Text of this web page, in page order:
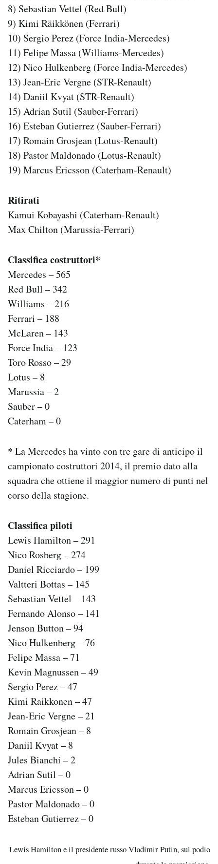
Regala il Post
Hai bisogno di aiuto?
Esci
8) Sebastian Vettel (Red Bull)
9) Kimi Räikkönen (Ferrari)
10) Sergio Perez (Force India-Mercedes)
11) Felipe Massa (Williams-Mercedes)
12) Nico Hulkenberg (Force India-Mercedes)
13) Jean-Eric Vergne (STR-Renault)
14) Daniil Kvyat (STR-Renault)
15) Adrian Sutil (Sauber-Ferrari)
16) Esteban Gutierrez (Sauber-Ferrari)
17) Romain Grosjean (Lotus-Renault)
18) Pastor Maldonado (Lotus-Renault)
19) Marcus Ericsson (Caterham-Renault)
Ritirati
Kamui Kobayashi (Caterham-Renault)
Max Chilton (Marussia-Ferrari)
Classifica costruttori*
Mercedes – 565
Red Bull – 342
Williams – 216
Ferrari – 188
McLaren – 143
Force India – 123
Toro Rosso – 29
Lotus – 8
Marussia – 2
Sauber – 0
Caterham – 0
* La Mercedes ha vinto con tre gare di anticipo il
campionato costruttori 2014, il premio dato alla
squadra che ottiene il maggior numero di punti nel
corso della stagione.
Classifica piloti
Lewis Hamilton – 291
Nico Rosberg – 274
Daniel Ricciardo – 199
Valtteri Bottas – 145
Sebastian Vettel – 143
Fernando Alonso – 141
Jenson Button – 94
Nico Hulkenberg – 76
Felipe Massa – 71
Kevin Magnussen – 49
Sergio Perez – 47
Kimi Raikkonen – 47
Jean-Eric Vergne – 21
Romain Grosjean – 8
Daniil Kvyat – 8
Jules Bianchi – 2
Adrian Sutil – 0
Marcus Ericsson – 0
Pastor Maldonado – 0
Esteban Gutierrez – 0
Lewis Hamilton e il presidente russo Vladimir Putin, sul podio